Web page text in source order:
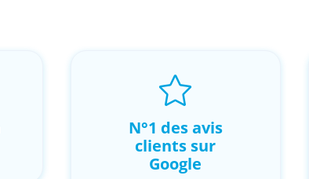
N°1 des avis
clients sur
Google